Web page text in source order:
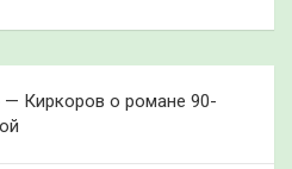
— Киркоров о романе 90-